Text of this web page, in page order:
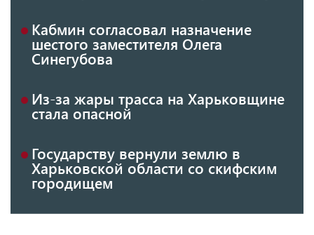
Кабмин согласовал назначение
шестого заместителя Олега
Синегубова
Из-за жары трасса на Харьковщине
стала опасной
Государству вернули землю в
Харьковской области со скифским
городищем